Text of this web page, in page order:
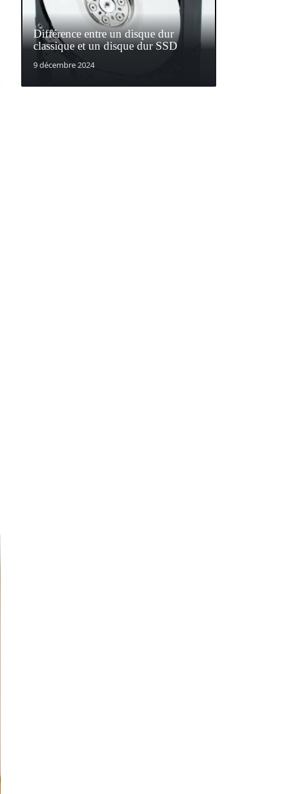
Différence entre un disque dur
classique et un disque dur SSD
9 décembre 2024